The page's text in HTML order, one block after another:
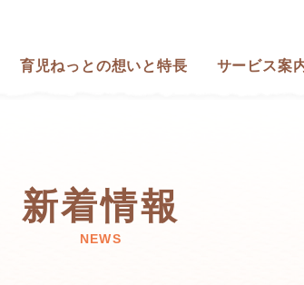
育児ねっとの想いと特長 サービス案
新着情報
NEWS